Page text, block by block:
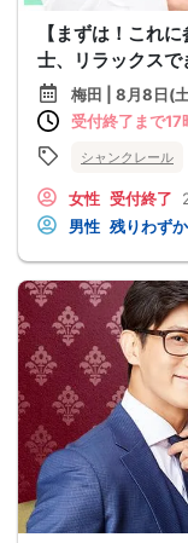
【まずは！これ
士、リラックス
梅田 | 8月8日(
受付終了まで17
シャンクレール
女性 受付終了
男性 残りわずか